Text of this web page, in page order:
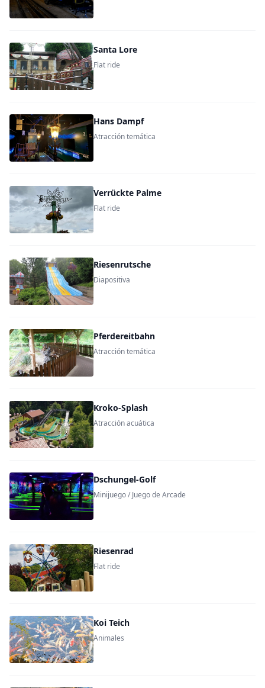
Santa Lore
Flat ride
Hans Dampf
Atracción temática
Verrückte Palme
Flat ride
Riesenrutsche
Diapositiva
Pferdereitbahn
Atracción temática
Kroko-Splash
Atracción acuática
Dschungel-Golf
Minijuego / Juego de Arcade
Riesenrad
Flat ride
Koi Teich
Animales